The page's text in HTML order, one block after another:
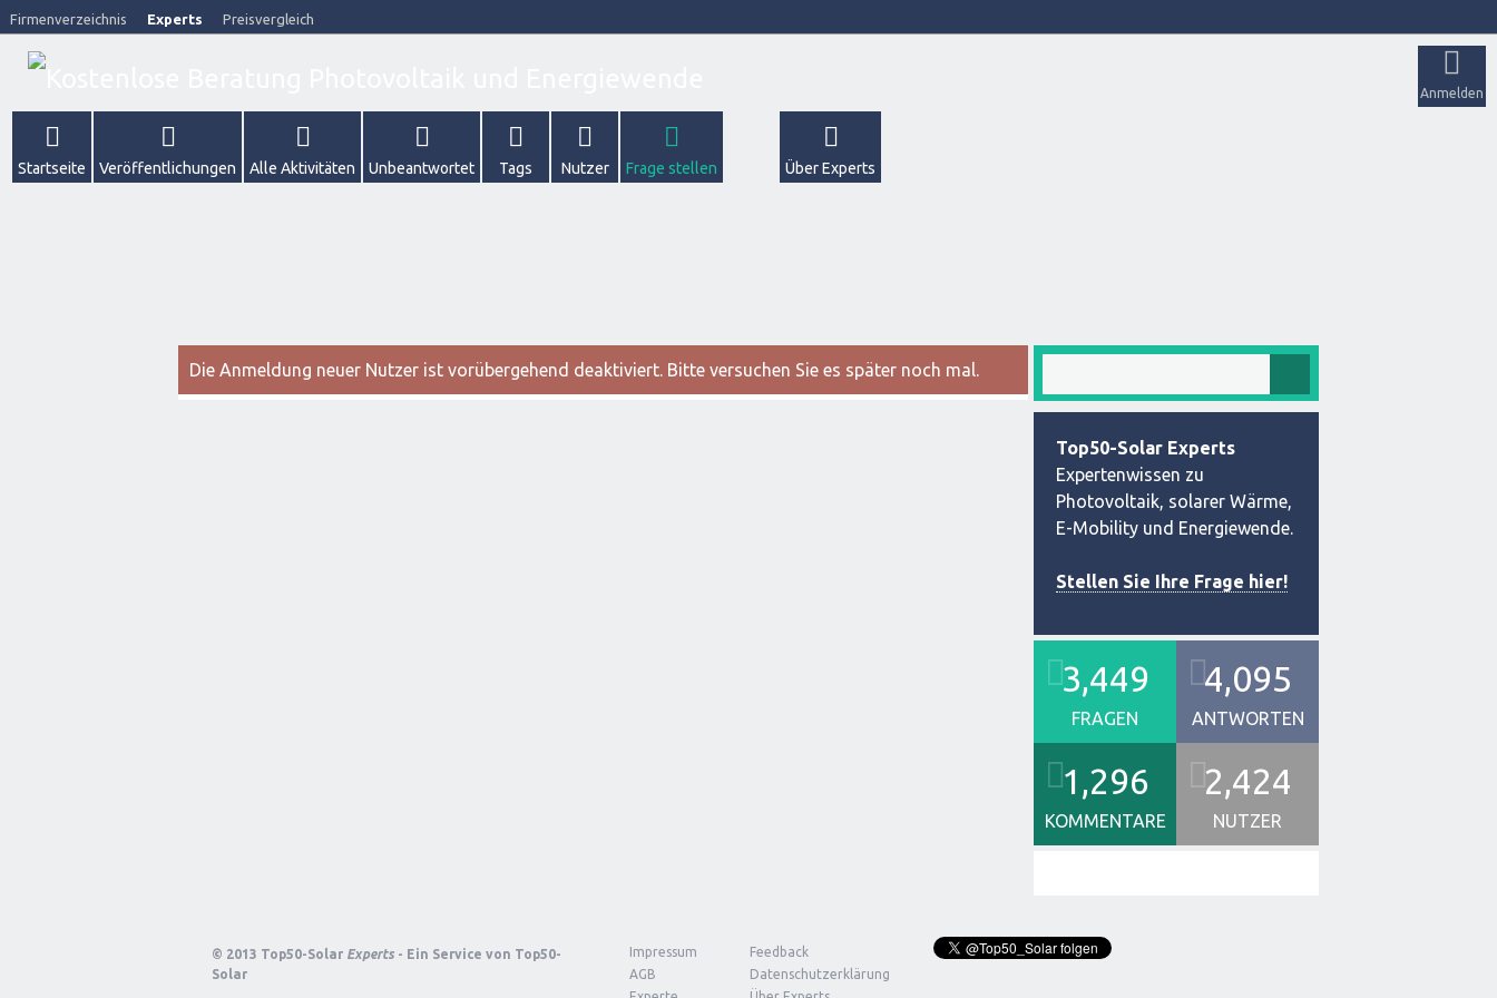
Firmenverzeichnis Experts Preisvergleich
Anmelden
Startseite Veröffentlichungen Alle Aktivitäten Unbeantwortet Tags Nutzer Frage stellen Über Experts
Die Anmeldung neuer Nutzer ist vorübergehend deaktiviert. Bitte versuchen Sie es später noch mal.
Top50-Solar Experts
Expertenwissen zu
Photovoltaik, solarer Wärme,
E-Mobility und Energiewende.
Stellen Sie Ihre Frage hier!
3,449
FRAGEN
4,095
ANTWORTEN
1,296
KOMMENTARE
2,424
NUTZER
© 2013 Top50-Solar Experts - Ein Service von Top50-
Solar
Impressum
Feedback
AGB
Datenschutzerklärung